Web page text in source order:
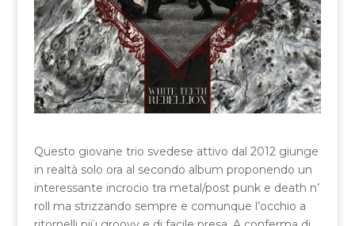
Questo giovane trio svedese attivo dal 2012 giunge
in realtà solo ora al secondo album proponendo un
interessante incrocio tra metal/post punk e death n’
roll ma strizzando sempre e comunque l’occhio a